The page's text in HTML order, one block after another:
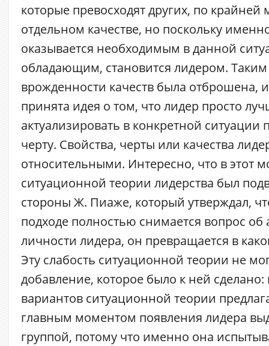
которые превосходят других, по крайней
отдельном качестве, но поскольку
оказывается необходимым в данной
обладающим, становится лидером.
врожденности качеств была отброшена,
принята идея о том, что лидер просто
актуализировать в конкретной
черту. Свойства, черты или качества
относительными. Интересно, что в этот
ситуационной теории лидерства был
стороны Ж. Пиаже, который утверждал,
подходе полностью снимается вопрос об
личности лидера, он превращается в
Эту слабость ситуационной теории не
добавление, которое было к ней
вариантов ситуационной теории
главным моментом появления лидера
группой, потому что именно она